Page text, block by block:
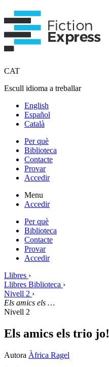
CAT
Escull idioma a treballar
English
Español
Català
Per què
Biblioteca
Contacte
Provar
Accedir
Menu
Accedir
Per què
Biblioteca
Contacte
Provar
Accedir
Llibres ›
Llibres Biblioteca ›
Nivell 2 ›
Els amics els …
Nivell 2
Els amics els trio jo!
Autora Àfrica Ragel